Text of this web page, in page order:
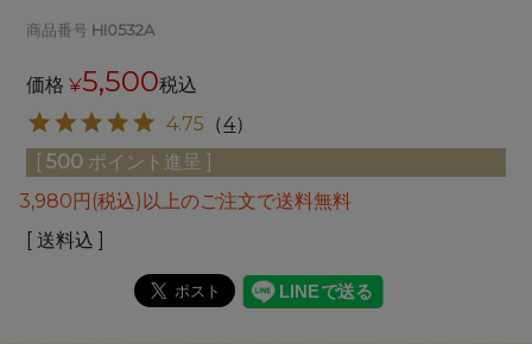
商品番号 HI0532A
価格 ¥5,500税込
4.75 （4）
[ 500 ポイント進呈 ]
3,980円(税込)以上のご注文で送料無料
送料込